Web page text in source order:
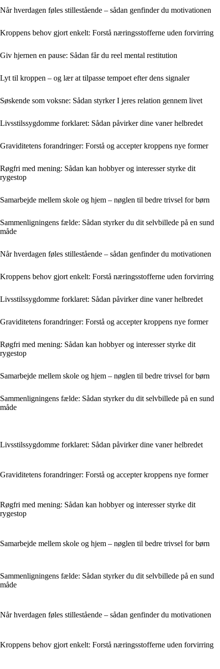
Når hverdagen føles stillestående – sådan genfinder du motivationen
Kroppens behov gjort enkelt: Forstå næringsstofferne uden forvirring
Giv hjernen en pause: Sådan får du reel mental restitution
Lyt til kroppen – og lær at tilpasse tempoet efter dens signaler
Søskende som voksne: Sådan styrker I jeres relation gennem livet
Livsstilssygdomme forklaret: Sådan påvirker dine vaner helbredet
Graviditetens forandringer: Forstå og accepter kroppens nye former
Røgfri med mening: Sådan kan hobbyer og interesser styrke dit
rygestop
Samarbejde mellem skole og hjem – nøglen til bedre trivsel for børn
Sammenligningens fælde: Sådan styrker du dit selvbillede på en sund
måde
Når hverdagen føles stillestående – sådan genfinder du motivationen
Kroppens behov gjort enkelt: Forstå næringsstofferne uden forvirring
Livsstilssygdomme forklaret: Sådan påvirker dine vaner helbredet
Graviditetens forandringer: Forstå og accepter kroppens nye former
Røgfri med mening: Sådan kan hobbyer og interesser styrke dit
rygestop
Samarbejde mellem skole og hjem – nøglen til bedre trivsel for børn
Sammenligningens fælde: Sådan styrker du dit selvbillede på en sund
måde
Livsstilssygdomme forklaret: Sådan påvirker dine vaner helbredet
Graviditetens forandringer: Forstå og accepter kroppens nye former
Røgfri med mening: Sådan kan hobbyer og interesser styrke dit
rygestop
Samarbejde mellem skole og hjem – nøglen til bedre trivsel for børn
Sammenligningens fælde: Sådan styrker du dit selvbillede på en sund
måde
Når hverdagen føles stillestående – sådan genfinder du motivationen
Kroppens behov gjort enkelt: Forstå næringsstofferne uden forvirring